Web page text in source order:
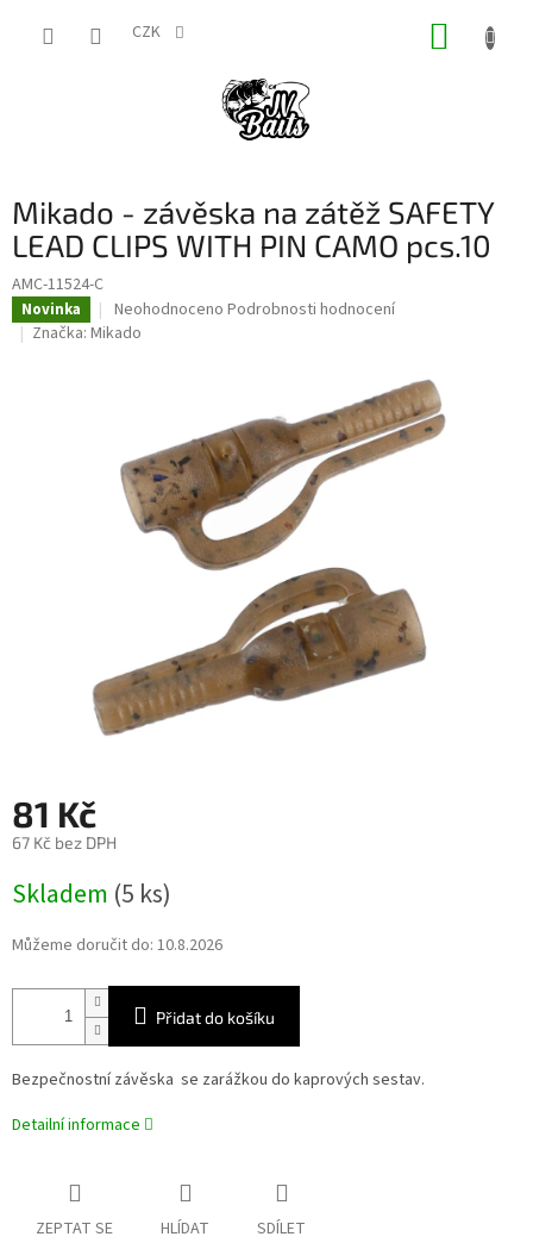
CZK
Mikado - závěska na zátěž SAFETY
LEAD CLIPS WITH PIN CAMO pcs.10
AMC-11524-C
Novinka
Průměrné
hodnocení
hvězdiček.
Neohodnoceno Podrobnosti hodnocení
Značka: Mikado
81 Kč
67 Kč bez DPH
cena:
Skladem (5 ks)
Můžeme doručit do: 10.8.2026
Přidat do košíku
Bezpečnostní závěska se zarážkou do kaprových sestav.
Detailní informace
ZEPTAT SE HLÍDAT SDÍLET